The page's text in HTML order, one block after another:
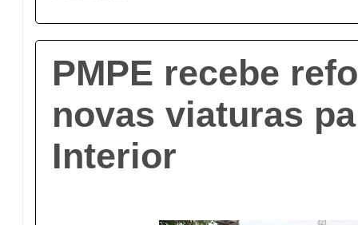
PMPE recebe
novas viaturas
Interior